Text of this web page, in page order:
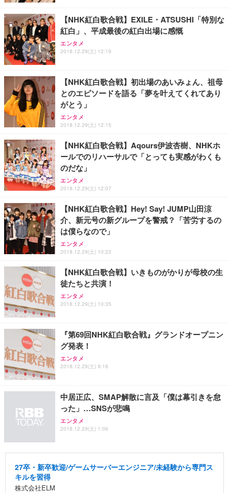
務用 おしゃれ パソコンチェア (ブラック)
Sezlife オフィスチェア デスクチェア 疲れない テレ
ワーク チェア 強化バックレスト 30度ロッキング機
能 人間工学 椅子 腰サポート 90度跳ね上げ式アーム
務用 おしゃれ パソコンチェア (ホワイト)
ANDWINT オフィスチェア デスクチェア 肘なし メ
ッシュ 通気性 ランバーサポート付き 腰サポート ガ
ス圧無段階昇降 360度回転 キャスター付き コンパク
ト 幅52×奥行58.5×高さ84～96cm テレワーク 在宅
￥4,139
【整備済み品】Dell E2724HS 27インチ 液晶モニタ
ー フルHD（1920×1080）VA 非光沢 HDMI/DisplayP
ort/VGA スピーカー内蔵 高さ調整 スイベル VESA対
【MiniLED/24.5inch/280Hz/FHD】GRAPHT THE S
HOOTER Gaming Monitor 24” Essential ゲーミン
グモニター QD 24.5インチ 1ms FHD 量子ドット 残
像低減 (3年保証 | 輝点保証 | 日本メーカー)
￥34,980
Smart Basic(スマートベーシック) 【Amazon.co.jp
限定】 Smart Basic アイリスオーヤマ ペットシーツ
超厚型 お徳用 ワイド 100枚入 (x 1) (ケース販売)
アイリスオーヤマ ペットシーツ 超厚型 お徳用 レギ
ュラー 200枚入【Amazon.co.jp限定】
￥3,731
【NHK紅白歌合戦】EXILE・ATSUSHI「特別な
紅白」、平成最後の紅白出場に感慨
エンタメ
2018.12.29(土) 12:19
【NHK紅白歌合戦】初出場のあいみょん、祖母
とのエピソードを語る「夢を叶えてくれてあり
がとう」
エンタメ
2018.12.29(土) 12:15
【NHK紅白歌合戦】Aqours伊波杏樹、NHKホ
ールでのリハーサルで「とっても実感がわくも
のだな」
エンタメ
2018.12.29(土) 12:07
【NHK紅白歌合戦】Hey! Say! JUMP山田涼
介、新元号の新グループを警戒？「苦労するの
は僕らなので」
エンタメ
2018.12.29(土) 10:22
【NHK紅白歌合戦】いきものがかりが母校の生
徒たちと共演！
エンタメ
2018.12.29(土) 10:35
『第69回NHK紅白歌合戦』グランドオープニン
グ発表！
エンタメ
2018.12.29(土) 9:16
中居正広、SMAP解散に言及「僕は幕引きを怠
った」…SNSが悲鳴
エンタメ
2018.12.29(土) 1:06
27卒・新卒歓迎/ゲームサーバーエンジニア/未経験から専門ス
キルを習得
株式会社ELM